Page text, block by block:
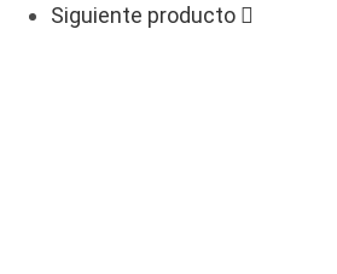
Siguiente producto